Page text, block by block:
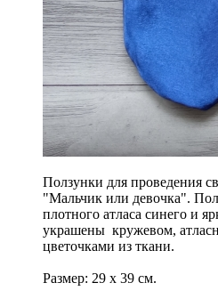
Ползунки для проведения
"Мальчик или девочка".
плотного атласа синего и
украшены кружевом,
цветочками из ткани.
Размер: 29 х 39 см.